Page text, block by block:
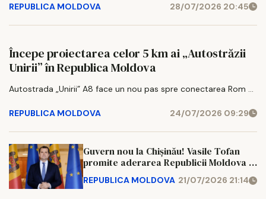
REPUBLICA MOLDOVA 28/07/2026 20:45
Începe proiectarea celor 5 km ai „Autostrăzii
Unirii” în Republica Moldova
Autostrada „Unirii” A8 face un nou pas spre conectarea Rom ...
REPUBLICA MOLDOVA 24/07/2026 09:29
Guvern nou la Chișinău! Vasile Tofan
promite aderarea Republicii Moldova la
UE până în 2028
REPUBLICA MOLDOVA 21/07/2026 21:14